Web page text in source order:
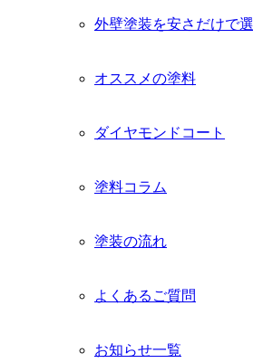
外壁塗装を安さだけで
オススメの塗料
ダイヤモンドコート
塗料コラム
塗装の流れ
よくあるご質問
お知らせ一覧